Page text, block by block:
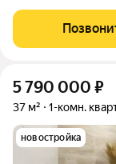
гостиной, а
платежи и
5 790 000 ₽
37 м² 1-комн.
новостройка